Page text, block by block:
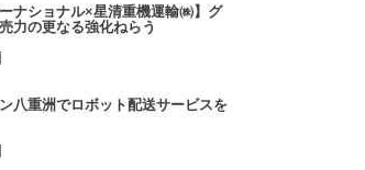
ナショナル×星清重機運輸㈱】グ
力の更なる強化ねらう
八重洲でロボット配送サービスを